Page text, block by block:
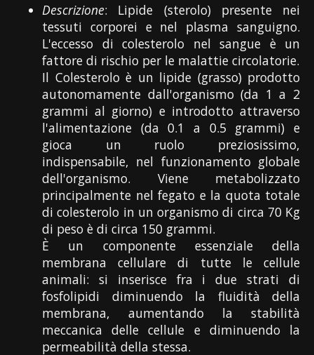
Descrizione: Lipide (sterolo) presente nei
tessuti corporei e nel plasma sanguigno.
L'eccesso di colesterolo nel sangue è un
fattore di rischio per le malattie circolatorie.
Il Colesterolo è un lipide (grasso) prodotto
autonomamente dall'organismo (da 1 a 2
grammi al giorno) e introdotto attraverso
l'alimentazione (da 0.1 a 0.5 grammi) e
gioca un ruolo preziosissimo,
indispensabile, nel funzionamento globale
dell'organismo. Viene metabolizzato
principalmente nel fegato e la quota totale
di colesterolo in un organismo di circa 70 Kg
di peso è di circa 150 grammi.
È un componente essenziale della
membrana cellulare di tutte le cellule
animali: si inserisce fra i due strati di
fosfolipidi diminuendo la fluidità della
membrana, aumentando la stabilità
meccanica delle cellule e diminuendo la
permeabilità della stessa.